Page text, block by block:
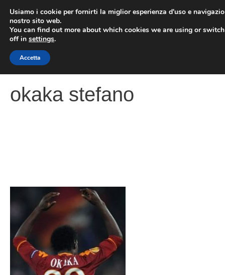
contenuto
okaka stefano
Usiamo i cookie per fornirti la miglior esperienza d'uso e
nostro sito web.
You can find out more about which cookies we are using or
off in settings.
Accetta